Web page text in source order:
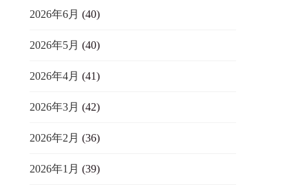
2026年6月 (40)
2026年5月 (40)
2026年4月 (41)
2026年3月 (42)
2026年2月 (36)
2026年1月 (39)